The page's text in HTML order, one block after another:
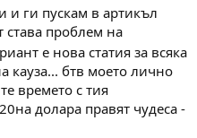
и ги пускам в артикъл
става проблем на
е нова статия за всяка
кауза... бтв моето лично
времето с тия
долара правят чудеса -